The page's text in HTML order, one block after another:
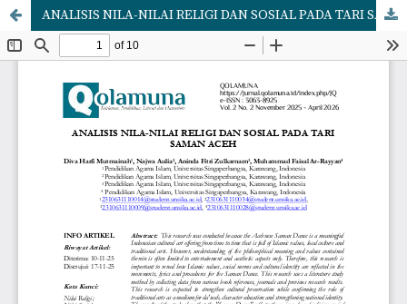
ANALISIS NILA-NILAI RELIGI DAN SOSIAL PADA TARI SAMAN ACEH